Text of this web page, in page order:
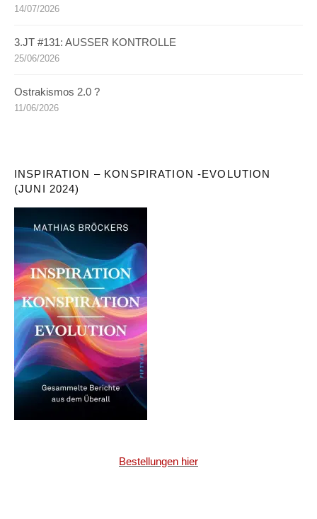
14/07/2026
3.JT #131: AUSSER KONTROLLE
25/06/2026
Ostrakismos 2.0 ?
11/06/2026
INSPIRATION – KONSPIRATION -EVOLUTION
(JUNI 2024)
Bestellungen hier